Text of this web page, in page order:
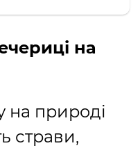
на
на природі
страви,